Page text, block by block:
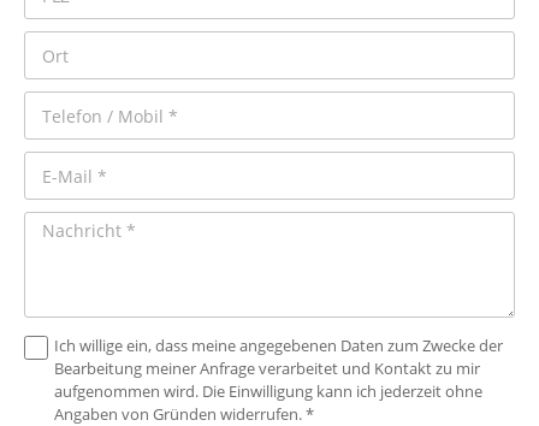
Ich willige ein, dass meine angegebenen Daten zum Zwecke der
Bearbeitung meiner Anfrage verarbeitet und Kontakt zu mir
aufgenommen wird. Die Einwilligung kann ich jederzeit ohne
Angaben von Gründen widerrufen. *